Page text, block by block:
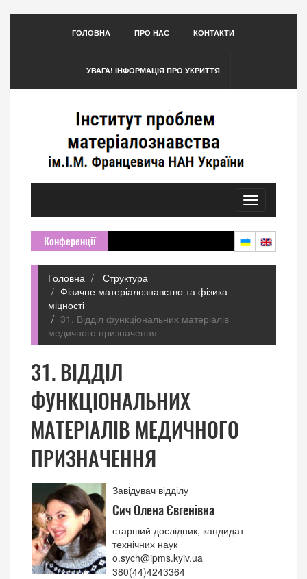
ГОЛОВНА ПРО НАС КОНТАКТИ
УВАГА! ІНФОРМАЦІЯ ПРО УКРИТТЯ
Toggle
navigation
Конференції
Головна
Структура
Фізичне матеріалознавство та фізика
міцності
31. Відділ функціональних матеріалів
медичного призначення
31. ВІДДІЛ
ФУНКЦІОНАЛЬНИХ
МАТЕРІАЛІВ МЕДИЧНОГО
ПРИЗНАЧЕННЯ
Завідувач відділу
Сич Олена Євгенівна
старший дослідник, кандидат
технічних наук
o.sych@ipms.kyiv.ua
380(44)4243364